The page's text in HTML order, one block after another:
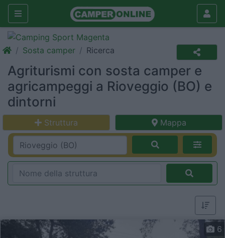
Sosta camper Ricerca
Agriturismi con sosta camper e
agricampeggi a Rioveggio (BO) e
dintorni
Struttura Mappa
6